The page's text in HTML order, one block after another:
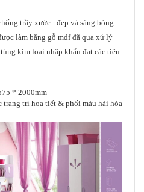
trầy xước - đẹp và sáng bóng
làm bằng gỗ mdf đã qua xử lý
kim loại nhập khẩu đạt các tiêu
* 2000mm
trang trí họa tiết & phối màu hài hòa